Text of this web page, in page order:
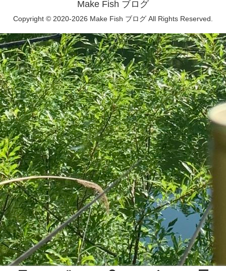
Make Fish ブログ
Copyright © 2020-2026 Make Fish ブログ All Rights Reserved.